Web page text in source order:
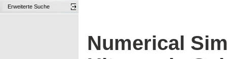
Erweiterte Suche
Numerical